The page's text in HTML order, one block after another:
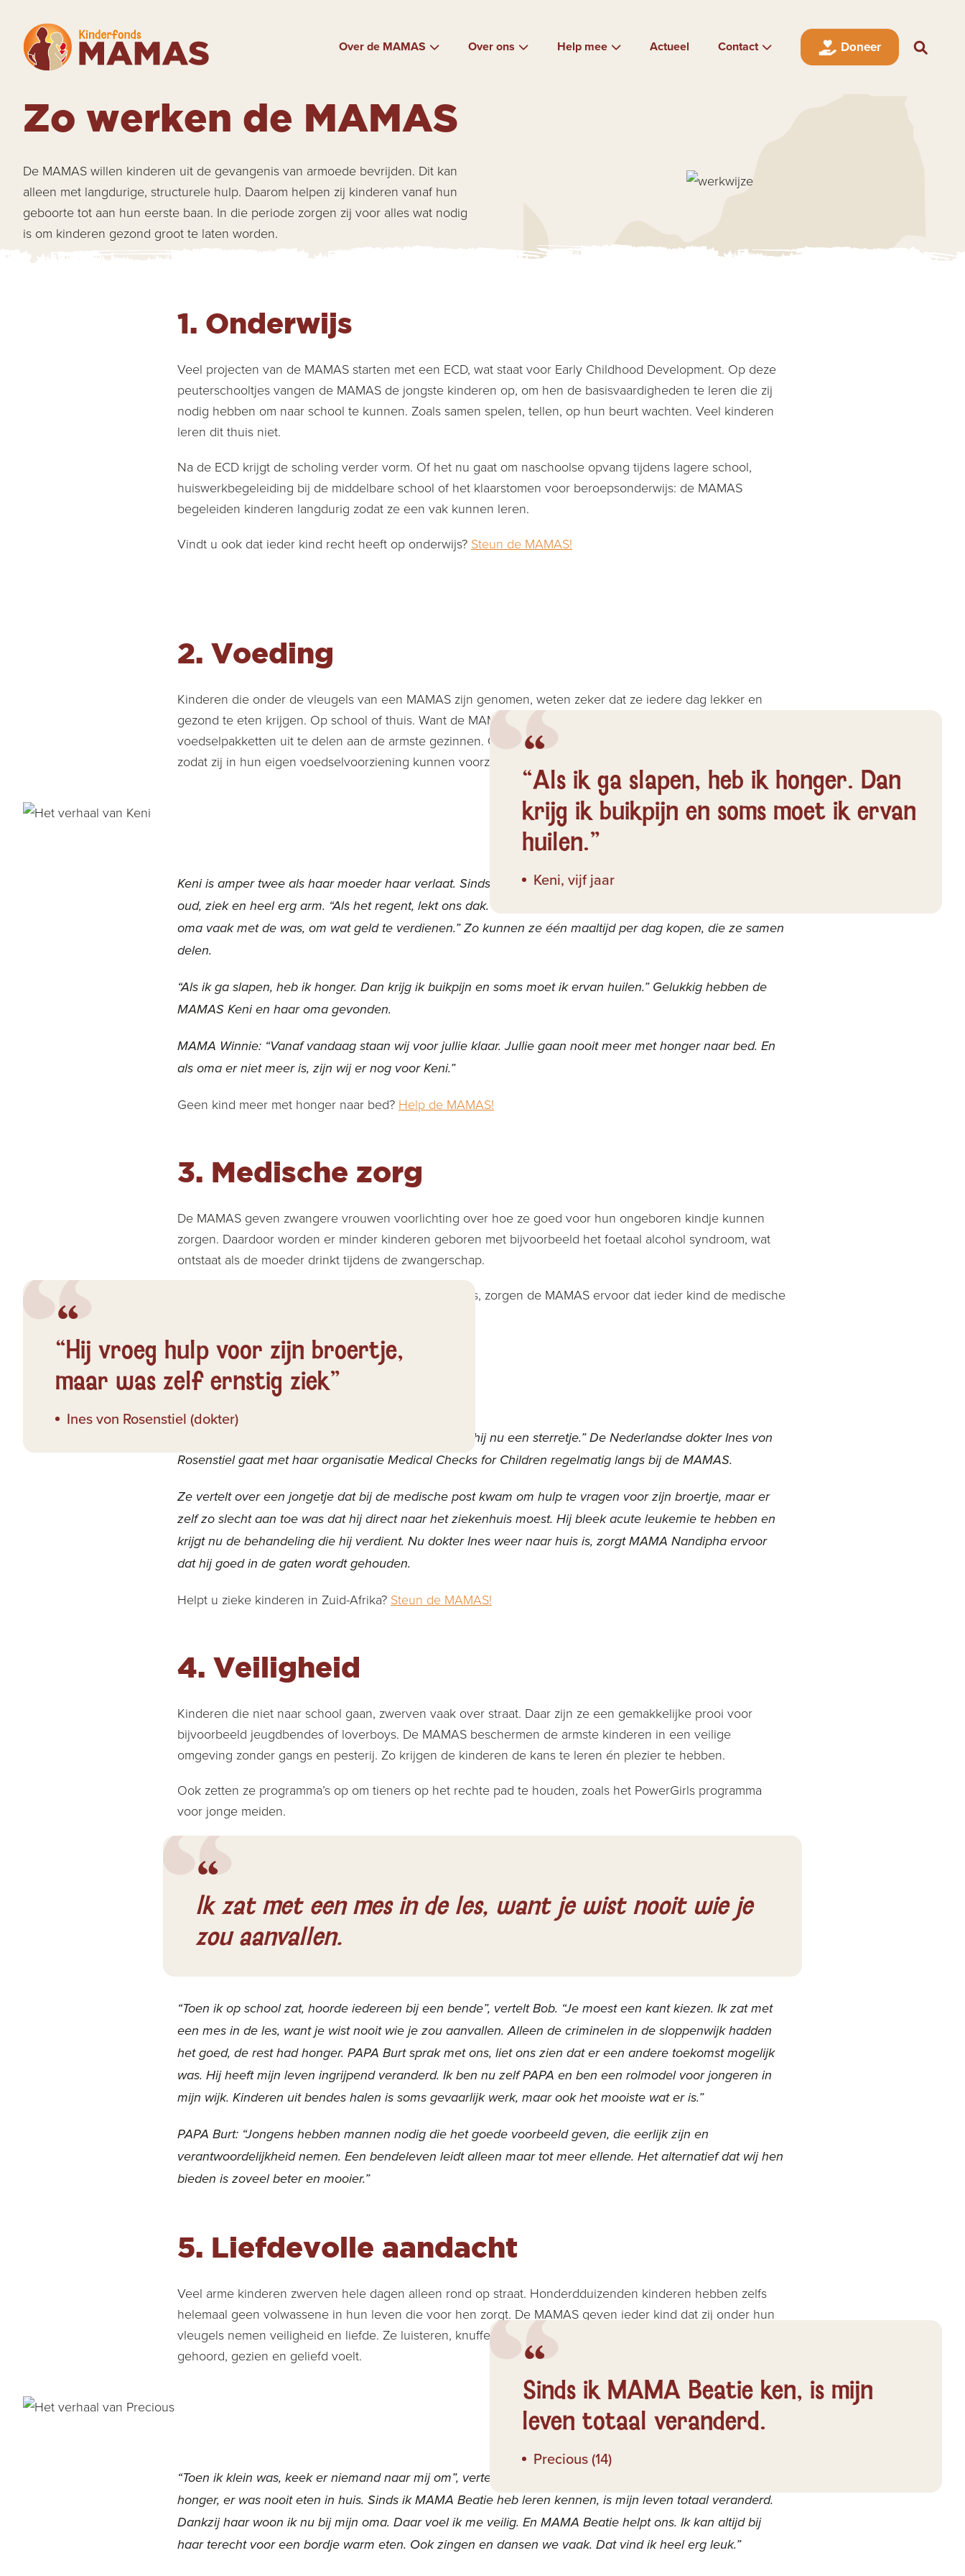
Over de MAMAS Over ons Help mee Actueel Contact Doneer
Zo werken de MAMAS
De MAMAS willen kinderen uit de gevangenis van armoede bevrijden. Dit kan
alleen met langdurige, structurele hulp. Daarom helpen zij kinderen vanaf hun
geboorte tot aan hun eerste baan. In die periode zorgen zij voor alles wat nodig
is om kinderen gezond groot te laten worden.
1. Onderwijs
Veel projecten van de MAMAS starten met een ECD, wat staat voor Early Childhood Development. Op deze
peuterschooltjes vangen de MAMAS de jongste kinderen op, om hen de basisvaardigheden te leren die zij
nodig hebben om naar school te kunnen. Zoals samen spelen, tellen, op hun beurt wachten. Veel kinderen
leren dit thuis niet.
Na de ECD krijgt de scholing verder vorm. Of het nu gaat om naschoolse opvang tijdens lagere school,
huiswerkbegeleiding bij de middelbare school of het klaarstomen voor beroepsonderwijs: de MAMAS
begeleiden kinderen langdurig zodat ze een vak kunnen leren.
Vindt u ook dat ieder kind recht heeft op onderwijs? Steun de MAMAS!
2. Voeding
Kinderen die onder de vleugels van een MAMAS zijn genomen, weten zeker dat ze iedere dag lekker en
gezond te eten krijgen. Op school of thuis. Want de MAMAS gaan waar nodig de wijken in om
voedselpakketten uit te delen aan de armste gezinnen. Ook leren zij mensen om moestuinen aan te leggen,
zodat zij in hun eigen voedselvoorziening kunnen voorzien.
“Als ik ga slapen, heb ik honger. Dan
krijg ik buikpijn en soms moet ik ervan
huilen.”
Keni, vijf jaar
Keni is amper twee als haar moeder haar verlaat. Sinds dat moment zorgt haar oma voor haar. Maar oma is
oud, ziek en heel erg arm. “Als het regent, lekt ons dak. We hebben geen elektriciteit”, zegt Keni. “Ik help
oma vaak met de was, om wat geld te verdienen.” Zo kunnen ze één maaltijd per dag kopen, die ze samen
delen.
“Als ik ga slapen, heb ik honger. Dan krijg ik buikpijn en soms moet ik ervan huilen.” Gelukkig hebben de
MAMAS Keni en haar oma gevonden.
MAMA Winnie: “Vanaf vandaag staan wij voor jullie klaar. Jullie gaan nooit meer met honger naar bed. En
als oma er niet meer is, zijn wij er nog voor Keni.”
Geen kind meer met honger naar bed? Help de MAMAS!
3. Medische zorg
De MAMAS geven zwangere vrouwen voorlichting over hoe ze goed voor hun ongeboren kindje kunnen
zorgen. Daardoor worden er minder kinderen geboren met bijvoorbeeld het foetaal alcohol syndroom, wat
ontstaat als de moeder drinkt tijdens de zwangerschap.
Door samenwerking met lokale medische organisaties, zorgen de MAMAS ervoor dat ieder kind de medische
“Hij vroeg hulp voor zijn broertje,
maar was zelf ernstig ziek”
Ines von Rosenstiel (dokter)
“Als hij niet bij onze medische post was beland, was hij nu een sterretje.” De Nederlandse dokter Ines von
Rosenstiel gaat met haar organisatie Medical Checks for Children regelmatig langs bij de MAMAS.
Ze vertelt over een jongetje dat bij de medische post kwam om hulp te vragen voor zijn broertje, maar er
zelf zo slecht aan toe was dat hij direct naar het ziekenhuis moest. Hij bleek acute leukemie te hebben en
krijgt nu de behandeling die hij verdient. Nu dokter Ines weer naar huis is, zorgt MAMA Nandipha ervoor
dat hij goed in de gaten wordt gehouden.
Helpt u zieke kinderen in Zuid-Afrika? Steun de MAMAS!
4. Veiligheid
Kinderen die niet naar school gaan, zwerven vaak over straat. Daar zijn ze een gemakkelijke prooi voor
bijvoorbeeld jeugdbendes of loverboys. De MAMAS beschermen de armste kinderen in een veilige
omgeving zonder gangs en pesterij. Zo krijgen de kinderen de kans te leren én plezier te hebben.
Ook zetten ze programma’s op om tieners op het rechte pad te houden, zoals het PowerGirls programma
voor jonge meiden.
Ik zat met een mes in de les, want je wist nooit wie je
zou aanvallen.
“Toen ik op school zat, hoorde iedereen bij een bende”, vertelt Bob. “Je moest een kant kiezen. Ik zat met
een mes in de les, want je wist nooit wie je zou aanvallen. Alleen de criminelen in de sloppenwijk hadden
het goed, de rest had honger. PAPA Burt sprak met ons, liet ons zien dat er een andere toekomst mogelijk
was. Hij heeft mijn leven ingrijpend veranderd. Ik ben nu zelf PAPA en ben een rolmodel voor jongeren in
mijn wijk. Kinderen uit bendes halen is soms gevaarlijk werk, maar ook het mooiste wat er is.”
PAPA Burt: “Jongens hebben mannen nodig die het goede voorbeeld geven, die eerlijk zijn en
verantwoordelijkheid nemen. Een bendeleven leidt alleen maar tot meer ellende. Het alternatief dat wij hen
bieden is zoveel beter en mooier.”
5. Liefdevolle aandacht
Veel arme kinderen zwerven hele dagen alleen rond op straat. Honderdduizenden kinderen hebben zelfs
helemaal geen volwassene in hun leven die voor hen zorgt. De MAMAS geven ieder kind dat zij onder hun
vleugels nemen veiligheid en liefde. Ze luisteren, knuffelen, begrijpen en adviseren. Zodat ieder kind zich
gehoord, gezien en geliefd voelt.
Sinds ik MAMA Beatie ken, is mijn
leven totaal veranderd.
Precious (14)
“Toen ik klein was, keek er niemand naar mij om”, vertelt Precious. “Mijn moeder is verslaafd. Ik had altijd
honger, er was nooit eten in huis. Sinds ik MAMA Beatie heb leren kennen, is mijn leven totaal veranderd.
Dankzij haar woon ik nu bij mijn oma. Daar voel ik me veilig. En MAMA Beatie helpt ons. Ik kan altijd bij
haar terecht voor een bordje warm eten. Ook zingen en dansen we vaak. Dat vind ik heel erg leuk.”